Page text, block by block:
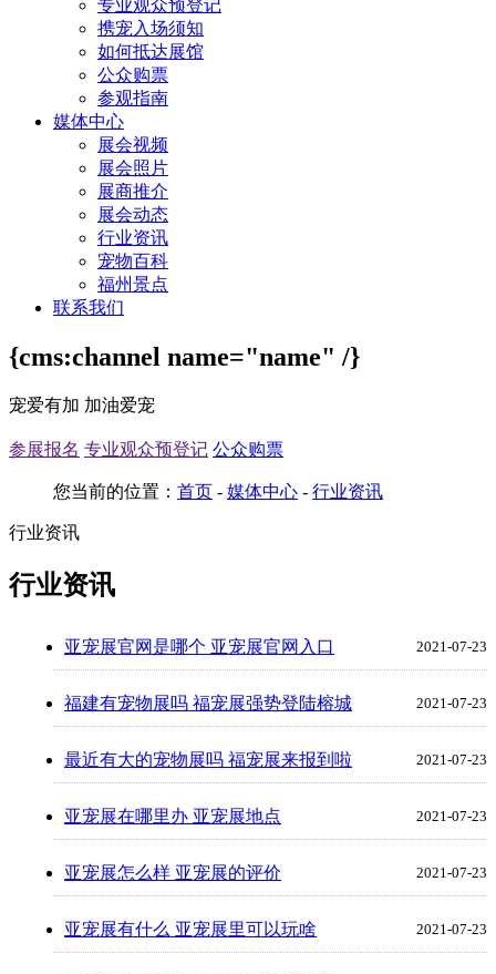
专业观众预登记
携宠入场须知
如何抵达展馆
公众购票
参观指南
媒体中心
展会视频
展会照片
展商推介
展会动态
行业资讯
宠物百科
福州景点
联系我们
{cms:channel name="name" /}
宠爱有加 加油爱宠
参展报名 专业观众预登记 公众购票
您当前的位置： 首页 - 媒体中心 - 行业资讯
行业资讯
行业资讯
亚宠展官网是哪个 亚宠展官网入口 2021-07-23
福建有宠物展吗 福宠展强势登陆榕城 2021-07-23
最近有大的宠物展吗 福宠展来报到啦 2021-07-23
亚宠展在哪里办 亚宠展地点 2021-07-23
亚宠展怎么样 亚宠展的评价 2021-07-23
亚宠展有什么 亚宠展里可以玩啥 2021-07-23